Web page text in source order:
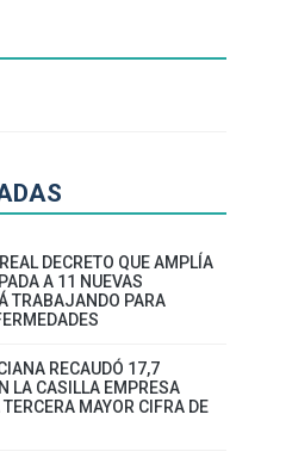
DECRETO QUE AMPLÍA
A 11 NUEVAS
TRABAJANDO PARA
RECAUDÓ 17,7
LA CASILLA EMPRESA
MAYOR CIFRA DE